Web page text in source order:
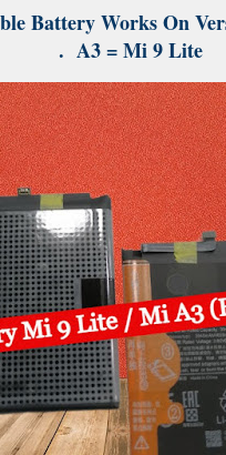
Battery Works On
A3 = Mi 9 Lite .